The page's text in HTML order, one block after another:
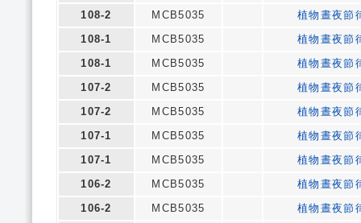
108-2
MCB5035
植物晝夜節
108-1
MCB5035
植物晝夜節
108-1
MCB5035
植物晝夜節
107-2
MCB5035
植物晝夜節
107-2
MCB5035
植物晝夜節
107-1
MCB5035
植物晝夜節
107-1
MCB5035
植物晝夜節
106-2
MCB5035
植物晝夜節
106-2
MCB5035
植物晝夜節